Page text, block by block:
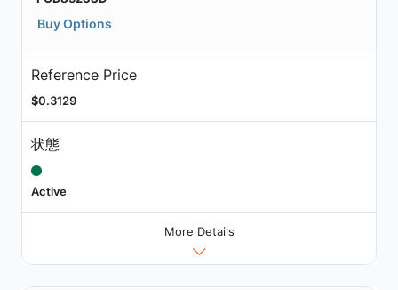
Buy Options
Reference Price
$0.3129
状態
Active
More Details